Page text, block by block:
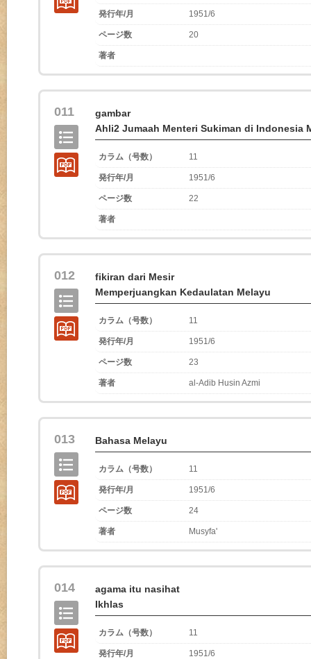
発行年/月 1951/6
ページ数 20
著者
011
gambar
Ahli2 Jumaah Menteri Sukiman di Indonesia
カラム（号数） 11
発行年/月 1951/6
ページ数 22
著者
012
fikiran dari Mesir
Memperjuangkan Kedaulatan Melayu
カラム（号数） 11
発行年/月 1951/6
ページ数 23
著者 al-Adib Husin Azmi
013 Bahasa Melayu
カラム（号数） 11
発行年/月 1951/6
ページ数 24
著者 Musyfa'
014
agama itu nasihat
Ikhlas
カラム（号数） 11
発行年/月 1951/6